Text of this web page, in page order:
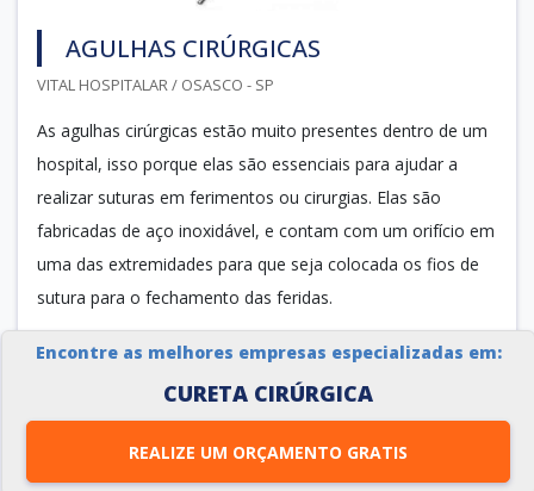
Encontre as melhores empresas especializadas em:
CURETA CIRÚRGICA
REALIZE UM ORÇAMENTO GRATIS
AGULHAS CIRÚRGICAS
VITAL HOSPITALAR / OSASCO - SP
As agulhas cirúrgicas estão muito presentes dentro de um
hospital, isso porque elas são essenciais para ajudar a
realizar suturas em ferimentos ou cirurgias. Elas são
fabricadas de aço inoxidável, e contam com um orifício em
uma das extremidades para que seja colocada os fios de
sutura para o fechamento das feridas.
Detalhes a respeito das agulhas
As agulhas não possuem papel algum p...
Cotar agora